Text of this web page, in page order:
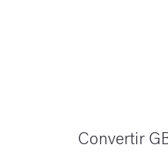
Convertir